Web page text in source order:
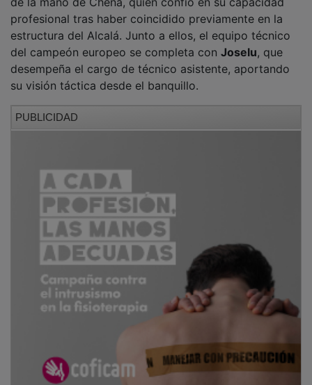
profesional tras haber coincidido previamente en la
estructura del Alcalá. Junto a ellos, el equipo técnico
del campeón europeo se completa conJoselu, que
desempeña el cargo de técnico asistente, aportando
su visión táctica desde el banquillo.